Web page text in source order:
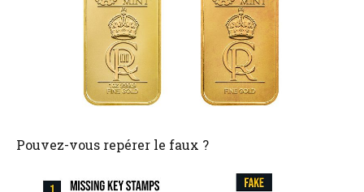
Pouvez-vous repérer le faux ?